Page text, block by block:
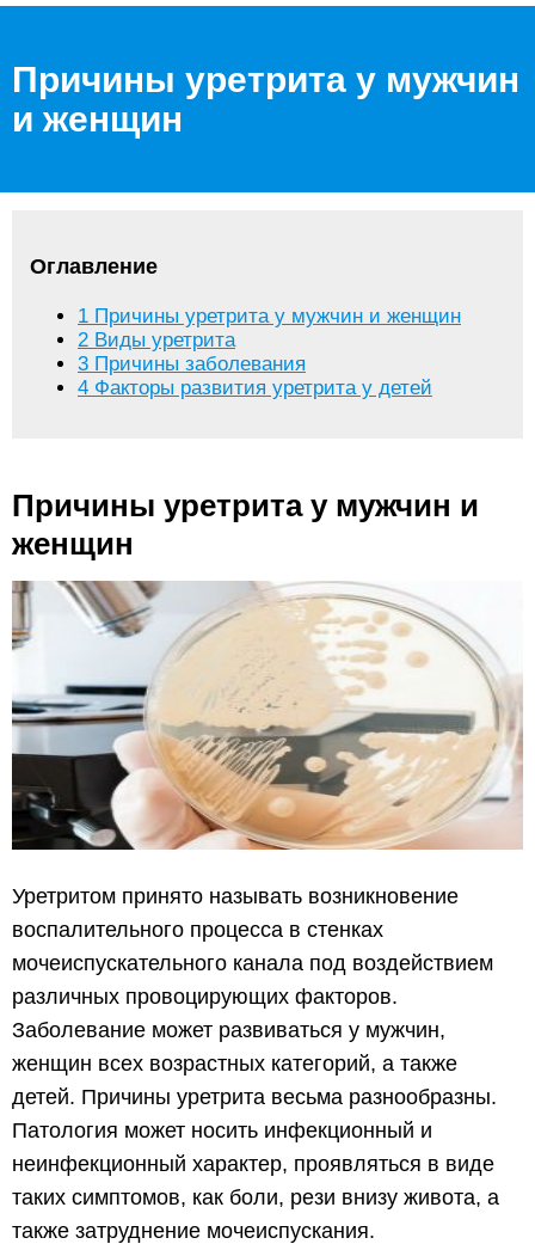
Причины уретрита у мужчин
и женщин
Оглавление
1 Причины уретрита у мужчин и женщин
2 Виды уретрита
3 Причины заболевания
4 Факторы развития уретрита у детей
Причины уретрита у мужчин и
женщин
Уретритом принято называть возникновение
воспалительного процесса в стенках
мочеиспускательного канала под воздействием
различных провоцирующих факторов.
Заболевание может развиваться у мужчин,
женщин всех возрастных категорий, а также
детей. Причины уретрита весьма разнообразны.
Патология может носить инфекционный и
неинфекционный характер, проявляться в виде
таких симптомов, как боли, рези внизу живота, а
также затруднение мочеиспускания.